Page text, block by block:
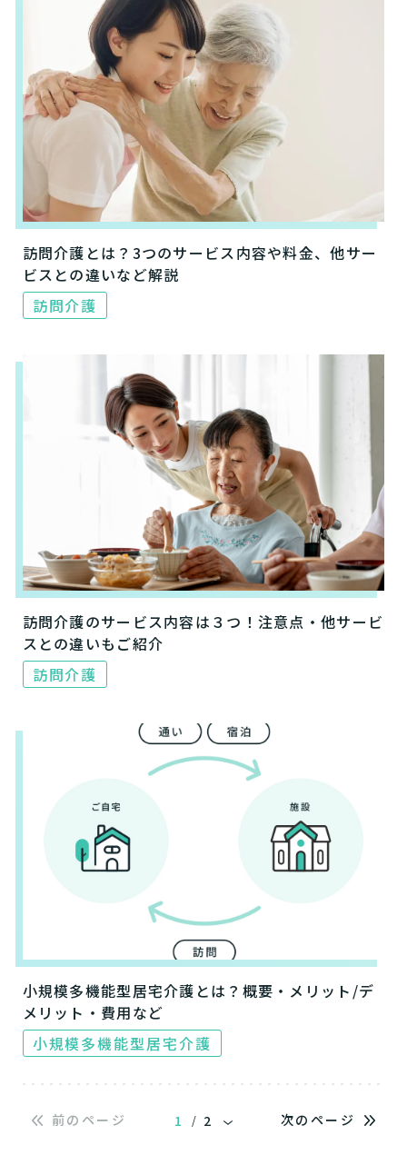
訪問介護とは？3つのサービス内容や料金、他サー
ビスとの違いなど解説
訪問介護
訪問介護のサービス内容は３つ！注意点・他サービ
スとの違いもご紹介
訪問介護
小規模多機能型居宅介護とは？概要・メリット/デ
メリット・費用など
小規模多機能型居宅介護
前のページ 1 / 2 次のページ